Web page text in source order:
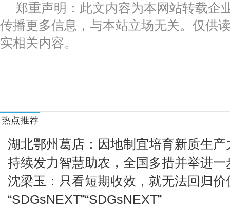
呈献自月球远眺地球景象BioceramicMoonS
领克Z20将于12月上市价格或低于先享预订价
广西灌阳两个瑶族乡举行成立40周年庆祝活动
证监会发布8项金融行业标准
键
泰森16分钟挣了梅西一年的收入 我国超1700家
中上协会长：培育新质生产力，上市公司应加
建设
2024冰雪运动或将再度释放经济新活力，让冰
郑重声明：此文内容为本网站转载企
传播更多信息，与本站立场无关。仅供
实相关内容。
热点推荐
湖北鄂州葛店：因地制宜培育新质生产
持续发力智慧助农，全国多措并举进一
沈梁玉：只看短期收效，就无法回归价
“SDGsNEXT”“SDGsNEXT”